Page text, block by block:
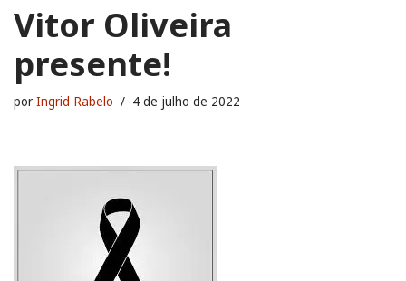
Vitor Oliveira
presente!
por Ingrid Rabelo 4 de julho de 2022